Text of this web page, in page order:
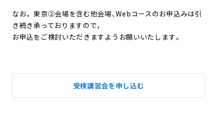
なお，東京②会場を含む他会場、Webコースのお申込みは引
き続き承っておりますので，
お申込をご検討いただきますよう お願いいたします。
受検講習会を申し込む